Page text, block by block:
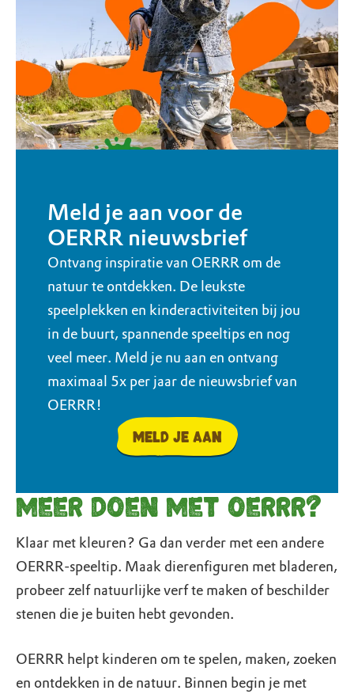
Meld je aan voor de
OERRR nieuwsbrief
Ontvang inspiratie van OERRR om de
natuur te ontdekken. De leukste
speelplekken en kinderactiviteiten bij jou
in de buurt, spannende speeltips en nog
veel meer. Meld je nu aan en ontvang
maximaal 5x per jaar de nieuwsbrief van
OERRR!
Meld je aan
Meer doen met OERRR?
Klaar met kleuren? Ga dan verder met een andere
OERRR-speeltip. Maak dierenfiguren met bladeren,
probeer zelf natuurlijke verf te maken of beschilder
stenen die je buiten hebt gevonden.
OERRR helpt kinderen om te spelen, maken, zoeken
en ontdekken in de natuur. Binnen begin je met